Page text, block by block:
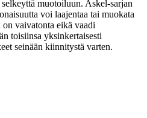
muotoiluun. Askel-sarjan
voi laajentaa tai muokata
vaivatonta eikä vaadi
toisiinsa yksinkertaisesti
seinään kiinnitystä varten.